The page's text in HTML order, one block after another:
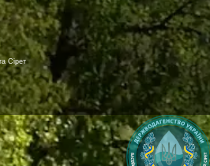
Сірет